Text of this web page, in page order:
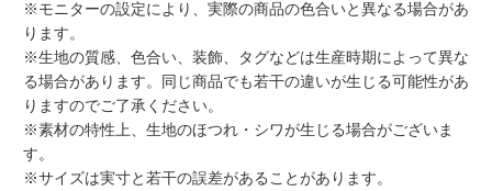
※モニターの設定により、実際の商品の色合いと異なる場合があ
ります。
※生地の質感、色合い、装飾、タグなどは生産時期によって異な
る場合があります。同じ商品でも若干の違いが生じる可能性があ
りますのでご了承ください。
※素材の特性上、生地のほつれ・シワが生じる場合がございま
す。
※サイズは実寸と若干の誤差があることがあります。